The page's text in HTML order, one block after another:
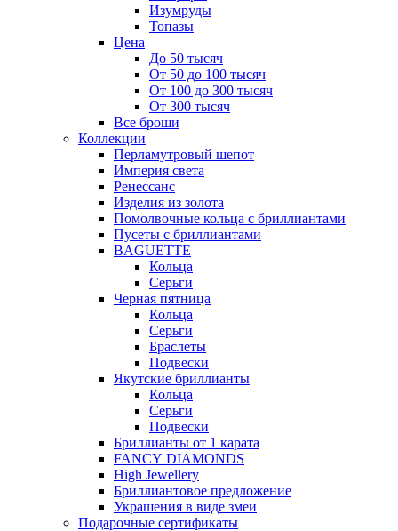
Изумруды
Топазы
Цена
До 50 тысяч
От 50 до 100 тысяч
От 100 до 300 тысяч
От 300 тысяч
Все броши
Коллекции
Перламутровый шепот
Империя света
Ренессанс
Изделия из золота
Помолвочные кольца с бриллиантами
Пусеты с бриллиантами
BAGUETTE
Кольца
Серьги
Черная пятница
Кольца
Серьги
Браслеты
Подвески
Якутские бриллианты
Кольца
Серьги
Подвески
Бриллианты от 1 карата
FANCY DIAMONDS
High Jewellery
Бриллиантовое предложение
Украшения в виде змеи
Подарочные сертификаты